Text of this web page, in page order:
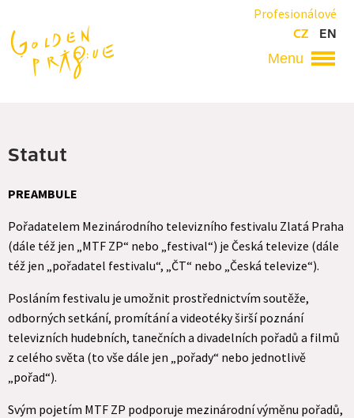
hlavnímu
obsahu
Profesionálové
CZ
EN
Statut
PREAMBULE
Pořadatelem Mezinárodního televizního festivalu Zlatá Praha
(dále též jen „MTF ZP“ nebo „festival“) je Česká televize (dále
též jen „pořadatel festivalu“, „ČT“ nebo „Česká televize“).
Posláním festivalu je umožnit prostřednictvím soutěže,
odborných setkání, promítání a videotéky širší poznání
televizních hudebních, tanečních a divadelních pořadů a filmů
z celého světa (to vše dále jen „pořady“ nebo jednotlivě
„pořad“).
Svým pojetím MTF ZP podporuje mezinárodní výměnu pořadů,